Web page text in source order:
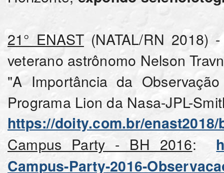
21° ENAST(NATAL/RN 2018)
veterano astrônomo Nelson
"A Importância da
Programa Lion da Nasa-JPL-
https://doity.com.br/
Campus Party - BH 2016:
Campus-Party-2016-